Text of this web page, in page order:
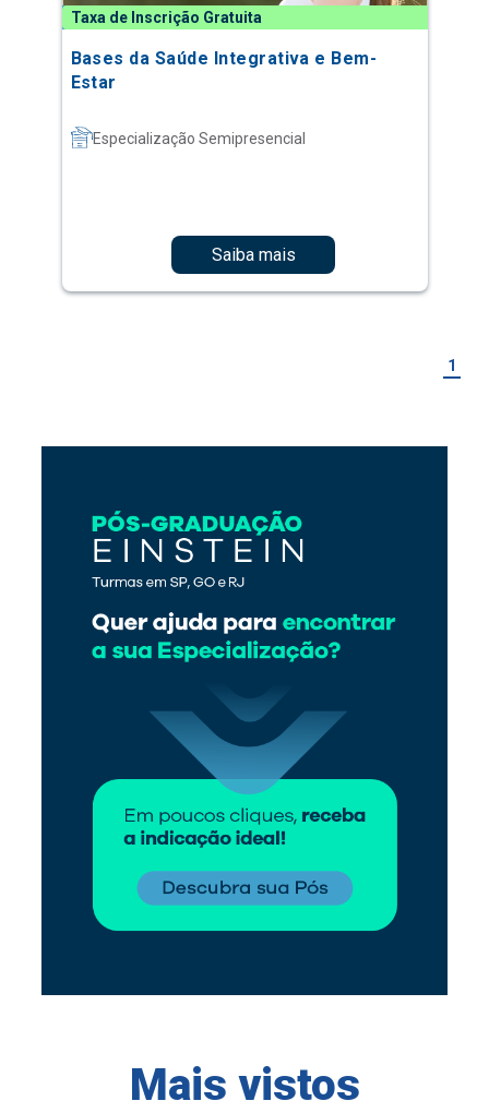
Taxa de Inscrição Gratuita
Bases da Saúde Integrativa e Bem-
Estar
Especialização Semipresencial
Saiba mais
1
Mais vistos